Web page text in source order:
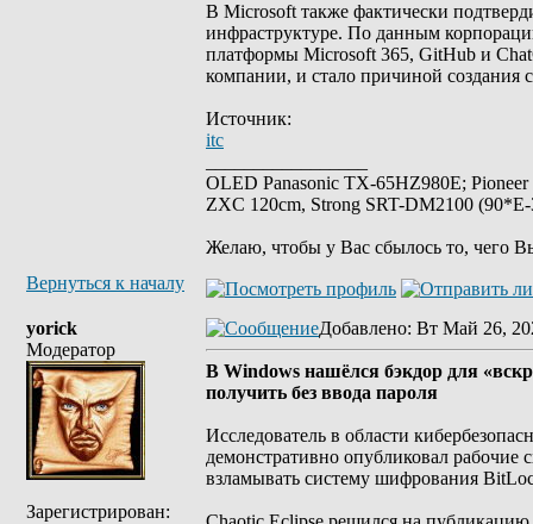
В Microsoft также фактически
инфраструктуре. По данным
платформы Microsoft 365, GitHub и
компании, и стало причиной создания
Источник:
itc
OLED Panasonic TX-65HZ980E;
ZXC 120cm, Strong SRT-DM2100
Желаю, чтобы у Вас сбылось то, чего
Вернуться к началу
yorick
Модератор
Зарегистрирован:
Добавлено: Вт Май 26,
В Windows нашёлся бэкдор для
получить без ввода пароля
Исследователь в области
демонстративно опубликовал рабочие
взламывать систему шифрования